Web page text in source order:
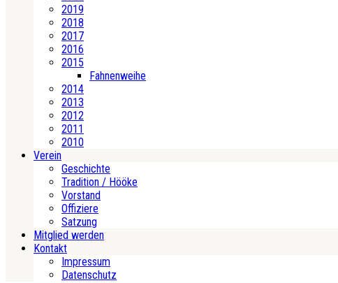
2019
2018
2017
2016
2015
Fahnenweihe
2014
2013
2012
2011
2010
Verein
Geschichte
Tradition / Hööke
Vorstand
Offiziere
Satzung
Mitglied werden
Kontakt
Impressum
Datenschutz